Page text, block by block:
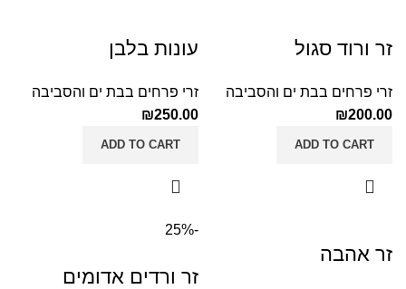
זר ורוד סגול
זרי פרחים בבת ים והסביבה
₪200.00
ADD TO CART
עונות בלבן
זרי פרחים בבת ים והסביבה
₪250.00
ADD TO CART
זר אהבה
-25%
זר ורדים אדומים